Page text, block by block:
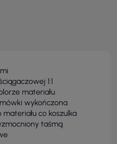
1:1
materiału
wykończona
co koszulka
taśmą